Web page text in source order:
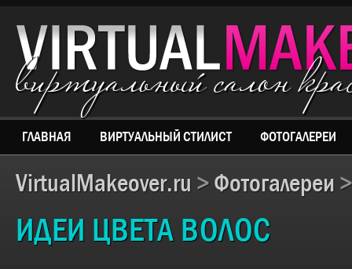
виртуальный салон
ГЛАВНАЯ ВИРТУАЛЬНЫЙ СТИЛИСТ ФОТОГАЛЕРЕИ
VirtualMakeover.ru > Фотогалереи
ИДЕИ ЦВЕТА ВОЛОС